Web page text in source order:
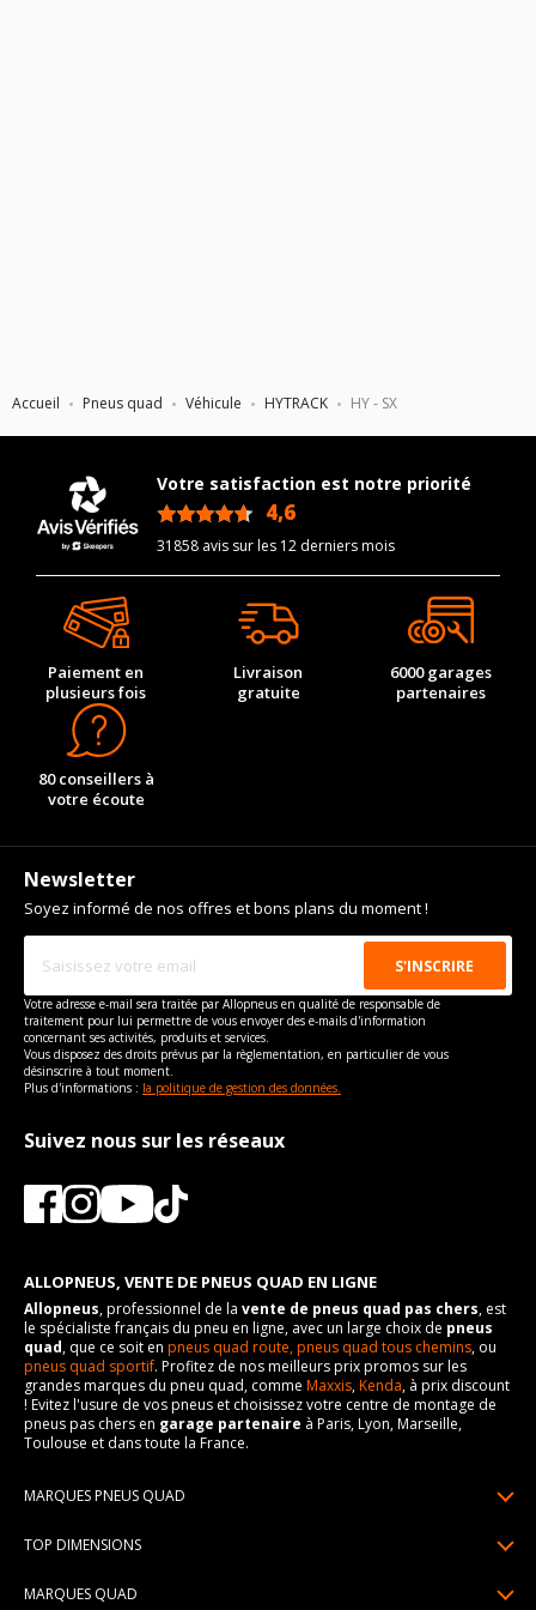
Accueil Pneus quad Véhicule HYTRACK HY - SX
Votre satisfaction est notre priorité
4,6
31858 avis sur les 12 derniers mois
Paiement en
plusieurs fois
Livraison
gratuite
6000 garages
partenaires
80 conseillers à
votre écoute
Newsletter
Soyez informé de nos offres et bons plans du moment !
Votre adresse e-mail sera traitée par Allopneus en qualité de responsable de
traitement pour lui permettre de vous envoyer des e-mails d'information
concernant ses activités, produits et services.
Vous disposez des droits prévus par la règlementation, en particulier de vous
désinscrire à tout moment.
Plus d'informations : la politique de gestion des données.
Suivez nous sur les réseaux
ALLOPNEUS, VENTE DE PNEUS QUAD EN LIGNE
Allopneus, professionnel de la vente de pneus quad pas chers, est
le spécialiste français du pneu en ligne, avec un large choix de pneus
quad, que ce soit en pneus quad route,pneus quad tous chemins, ou
pneus quad sportif. Profitez de nos meilleurs prix promos sur les
grandes marques du pneu quad, comme Maxxis,Kenda, à prix discount
! Evitez l'usure de vos pneus et choisissez votre centre de montage de
pneus pas chers en garage partenaire à Paris, Lyon, Marseille,
Toulouse et dans toute la France.
MARQUES PNEUS QUAD
Pneus BKT
TOP DIMENSIONS
MARQUES QUAD